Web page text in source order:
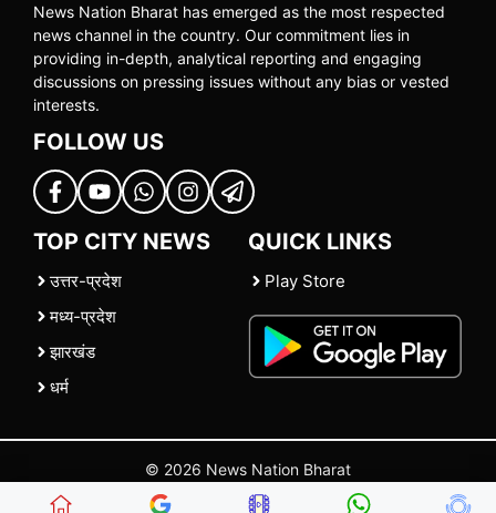
News Nation Bharat has emerged as the most respected
news channel in the country. Our commitment lies in
providing in-depth, analytical reporting and engaging
discussions on pressing issues without any bias or vested
interests.
FOLLOW US
TOP CITY NEWS
उत्तर-प्रदेश
मध्य-प्रदेश
झारखंड
धर्म
QUICK LINKS
Play Store
© 2026 News Nation Bharat
| |Contact Us |Policies Terms and Conditions